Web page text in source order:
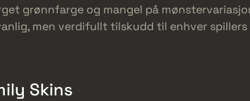
grønnfarge og mangel på
men verdifullt tilskudd til enhver
Skins